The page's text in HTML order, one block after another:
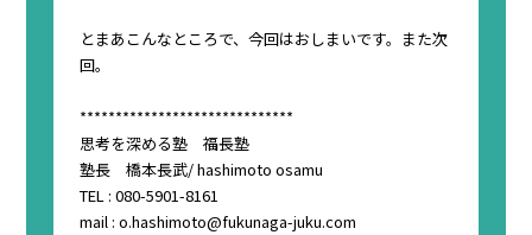
とまあこんなところで、今回はおしまいです。また次
回。
******************************
思考を深める塾 福長塾
塾長 橋本長武/ hashimoto osamu
TEL : 080-5901-8161
mail : o.hashimoto@fukunaga-juku.com